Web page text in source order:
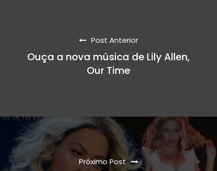
Post Anterior
Ouça a nova música de Lily Allen,
Our Time
Próximo Post